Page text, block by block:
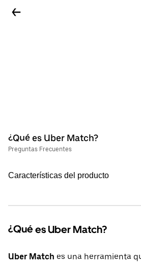
¿Qué es Uber Match?
Preguntas Frecuentes
Características del producto
¿Qué es Uber Match?
Uber Match es una herramienta